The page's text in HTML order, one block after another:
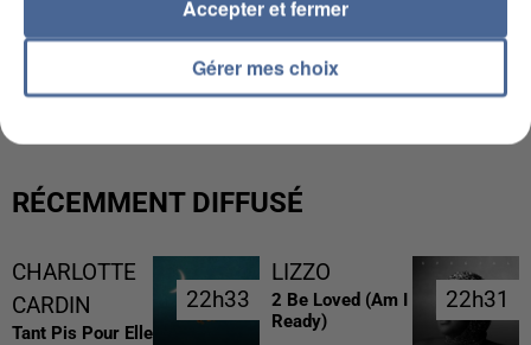
UNE TOURISTE DE L’OISE EMPORTÉE PAR UNE
COULÉE DE BOUE EN HAUTE-SAVOIE
RÉCEMMENT DIFFUSÉ
CHARLOTTE
CARDIN
Tant Pis Pour Elle
22h33
22h33
LIZZO
2 Be Loved (am I
Ready)
22h31
22h31
Gérer mes choix
Accepter et fermer